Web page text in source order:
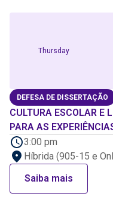
Thursday
DEFESA DE DISSERTAÇÃO
CULTURA ESCOLAR E
PARA AS
3:00 pm
Híbrida (905-15 e
Saiba mais